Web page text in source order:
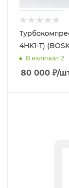
4HK1-T)
В наличии: 2
80 000 ₽/